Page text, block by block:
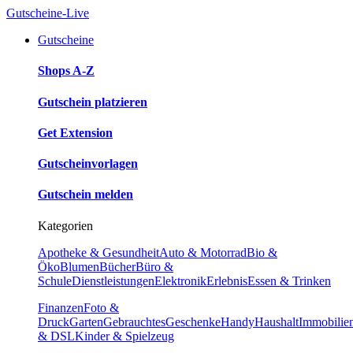
Gutscheine-Live
Gutscheine
Shops A-Z
Gutschein platzieren
Get Extension
Gutscheinvorlagen
Gutschein melden
Kategorien
Apotheke & GesundheitAuto & MotorradBio &
ÖkoBlumenBücherBüro &
SchuleDienstleistungenElektronikErlebnisEssen & Trinken
FinanzenFoto &
DruckGartenGebrauchtesGeschenkeHandyHaushalt
& DSLKinder & Spielzeug